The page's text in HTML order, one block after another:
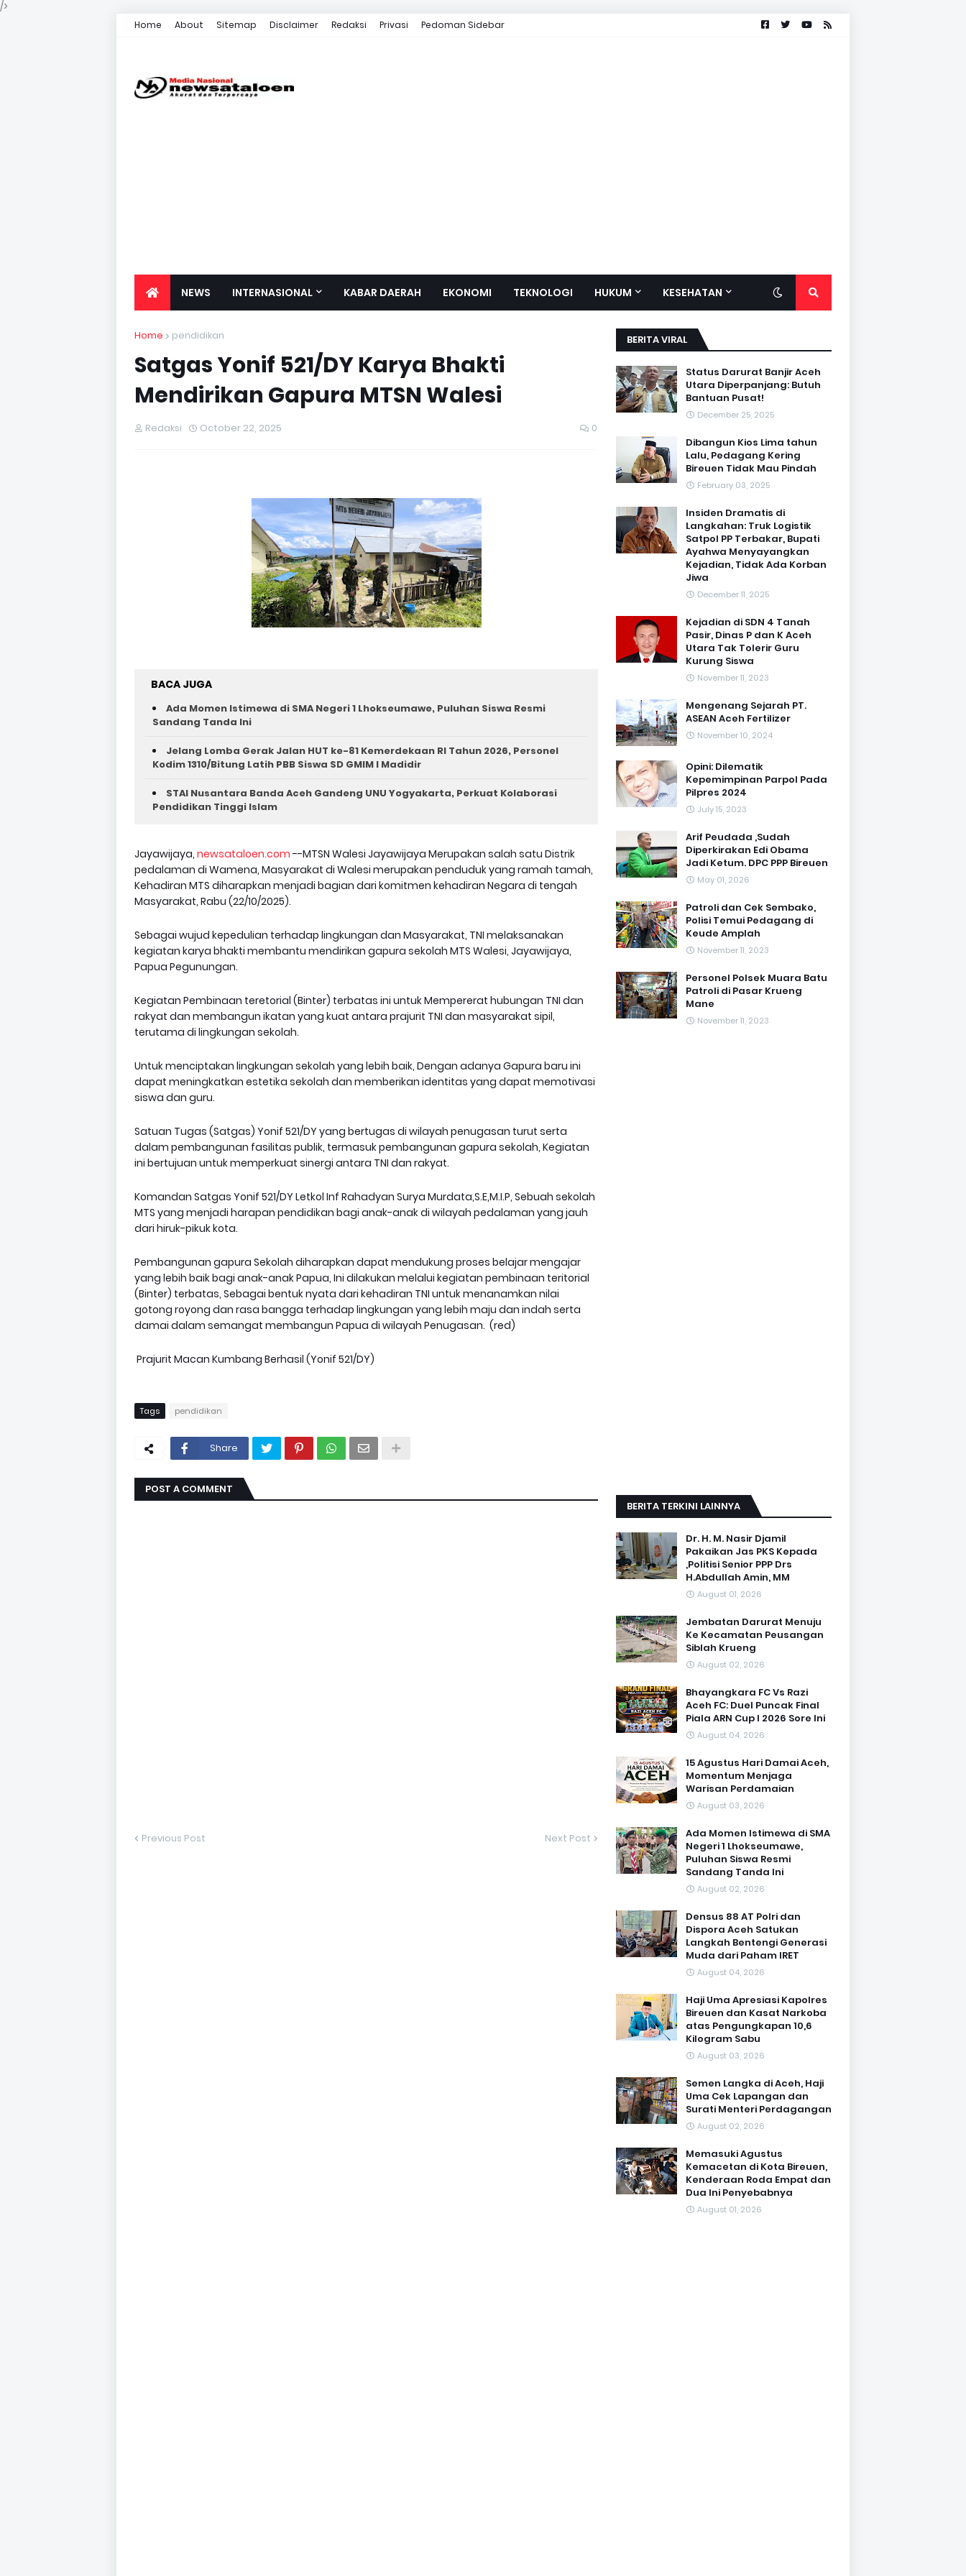
/>
Home About Sitemap Disclaimer Redaksi Privasi Pedoman Sidebar
NEWS INTERNASIONAL KABAR DAERAH EKONOMI TEKNOLOGI HUKUM KESEHATAN
Home pendidikan
Satgas Yonif 521/DY Karya Bhakti
Mendirikan Gapura MTSN Walesi
Redaksi October 22, 2025 0
BACA JUGA
Ada Momen Istimewa di SMA Negeri 1 Lhokseumawe, Puluhan Siswa Resmi
Sandang Tanda Ini
Jelang Lomba Gerak Jalan HUT ke-81 Kemerdekaan RI Tahun 2026, Personel
Kodim 1310/Bitung Latih PBB Siswa SD GMIM I Madidir
STAI Nusantara Banda Aceh Gandeng UNU Yogyakarta, Perkuat Kolaborasi
Pendidikan Tinggi Islam
Jayawijaya, newsataloen.com --MTSN Walesi Jayawijaya Merupakan salah satu Distrik
pedalaman di Wamena, Masyarakat di Walesi merupakan penduduk yang ramah tamah,
Kehadiran MTS diharapkan menjadi bagian dari komitmen kehadiran Negara di tengah
Masyarakat, Rabu (22/10/2025).
Sebagai wujud kepedulian terhadap lingkungan dan Masyarakat, TNI melaksanakan
kegiatan karya bhakti membantu mendirikan gapura sekolah MTS Walesi, Jayawijaya,
Papua Pegunungan.
Kegiatan Pembinaan teretorial (Binter) terbatas ini untuk Mempererat hubungan TNI dan
rakyat dan membangun ikatan yang kuat antara prajurit TNI dan masyarakat sipil,
terutama di lingkungan sekolah.
Untuk menciptakan lingkungan sekolah yang lebih baik, Dengan adanya Gapura baru ini
dapat meningkatkan estetika sekolah dan memberikan identitas yang dapat memotivasi
siswa dan guru.
Satuan Tugas (Satgas) Yonif 521/DY yang bertugas di wilayah penugasan turut serta
dalam pembangunan fasilitas publik, termasuk pembangunan gapura sekolah, Kegiatan
ini bertujuan untuk memperkuat sinergi antara TNI dan rakyat.
Komandan Satgas Yonif 521/DY Letkol Inf Rahadyan Surya Murdata,S.E,M.I.P, Sebuah sekolah
MTS yang menjadi harapan pendidikan bagi anak-anak di wilayah pedalaman yang jauh
dari hiruk-pikuk kota.
Pembangunan gapura Sekolah diharapkan dapat mendukung proses belajar mengajar
yang lebih baik bagi anak-anak Papua, Ini dilakukan melalui kegiatan pembinaan teritorial
(Binter) terbatas, Sebagai bentuk nyata dari kehadiran TNI untuk menanamkan nilai
gotong royong dan rasa bangga terhadap lingkungan yang lebih maju dan indah serta
damai dalam semangat membangun Papua di wilayah Penugasan. (red)
Prajurit Macan Kumbang Berhasil (Yonif 521/DY)
Tags pendidikan
Share
POST A COMMENT
Previous Post Next Post
BERITA VIRAL
Status Darurat Banjir Aceh
Utara Diperpanjang: Butuh
Bantuan Pusat!
December 25, 2025
Dibangun Kios Lima tahun
Lalu, Pedagang Kering
Bireuen Tidak Mau Pindah
February 03, 2025
Insiden Dramatis di
Langkahan: Truk Logistik
Satpol PP Terbakar, Bupati
Ayahwa Menyayangkan
Kejadian, Tidak Ada Korban
Jiwa
December 11, 2025
Kejadian di SDN 4 Tanah
Pasir, Dinas P dan K Aceh
Utara Tak Tolerir Guru
Kurung Siswa
November 11, 2023
Mengenang Sejarah PT.
ASEAN Aceh Fertilizer
November 10, 2024
Opini: Dilematik
Kepemimpinan Parpol Pada
Pilpres 2024
July 15, 2023
Arif Peudada ,Sudah
Diperkirakan Edi Obama
Jadi Ketum. DPC PPP Bireuen
May 01, 2026
Patroli dan Cek Sembako,
Polisi Temui Pedagang di
Keude Amplah
November 11, 2023
Personel Polsek Muara Batu
Patroli di Pasar Krueng
Mane
November 11, 2023
BERITA TERKINI LAINNYA
Dr. H. M. Nasir Djamil
Pakaikan Jas PKS Kepada
,Politisi Senior PPP Drs
H.Abdullah Amin, MM
August 01, 2026
Jembatan Darurat Menuju
Ke Kecamatan Peusangan
Siblah Krueng
August 02, 2026
Bhayangkara FC Vs Razi
Aceh FC: Duel Puncak Final
Piala ARN Cup I 2026 Sore Ini
August 04, 2026
15 Agustus Hari Damai Aceh,
Momentum Menjaga
Warisan Perdamaian
August 03, 2026
Ada Momen Istimewa di SMA
Negeri 1 Lhokseumawe,
Puluhan Siswa Resmi
Sandang Tanda Ini
August 02, 2026
Densus 88 AT Polri dan
Dispora Aceh Satukan
Langkah Bentengi Generasi
Muda dari Paham IRET
August 04, 2026
Haji Uma Apresiasi Kapolres
Bireuen dan Kasat Narkoba
atas Pengungkapan 10,6
Kilogram Sabu
August 03, 2026
Semen Langka di Aceh, Haji
Uma Cek Lapangan dan
Surati Menteri Perdagangan
August 02, 2026
Memasuki Agustus
Kemacetan di Kota Bireuen,
Kenderaan Roda Empat dan
Dua Ini Penyebabnya
August 01, 2026